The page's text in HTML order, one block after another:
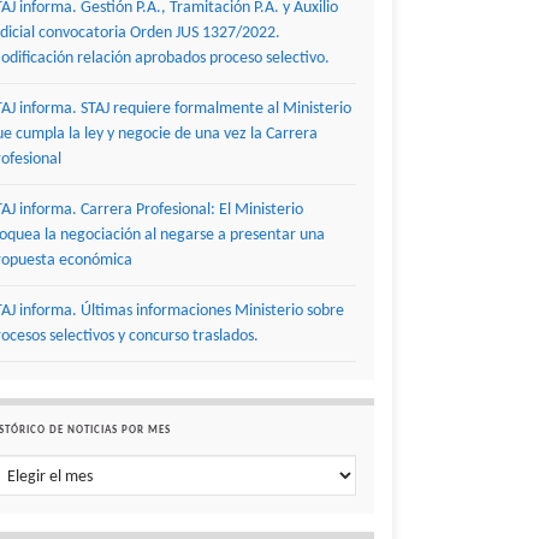
informa. Gestión P.A., Tramitación P.A. y Auxilio
convocatoria Orden JUS 1327/2022.
relación aprobados proceso selectivo.
informa. STAJ requiere formalmente al Ministerio
cumpla la ley y negocie de una vez la Carrera
informa. Carrera Profesional: El Ministerio
la negociación al negarse a presentar una
económica
informa. Últimas informaciones Ministerio sobre
selectivos y concurso traslados.
DE NOTICIAS POR MES
de noticias por mes